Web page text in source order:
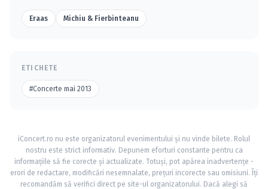
Eraas Michiu & Fierbinteanu
ETICHETE
#Concerte mai 2013
iConcert.ro nu este organizatorul evenimentului și nu vinde bilete. Rolul
nostru este strict informativ. Depunem eforturi constante pentru ca
informațiile să fie corecte și actualizate. Totuși, pot apărea inadvertențe -
erori de redactare, modificări nesemnalate, prețuri incorecte sau omisiuni. Îți
recomandăm să verifici direct pe site-ul organizatorului. Dacă alegi să